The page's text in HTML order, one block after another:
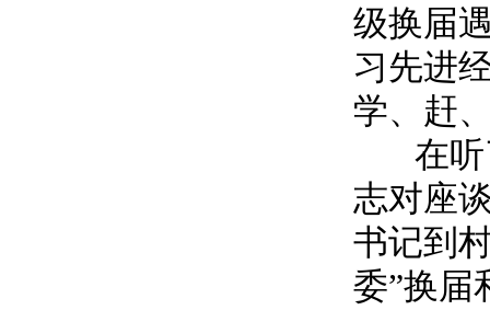
级换届
习先进
学、赶
在听
志对座
书记到
委”换届